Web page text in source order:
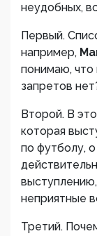
неудобных,
Первый.
например,
понимаю, что
запретов
Второй. В
которая
по футболу,
неприятные
Третий.